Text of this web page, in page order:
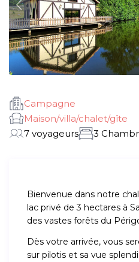
Campagne
Maison/villa/chalet/gîte
7 voyageurs
3
Bienvenue dans notre
lac privé de 3 hectares à
des vastes forêts du
Dès votre arrivée, vous
sur pilotis et sa vue